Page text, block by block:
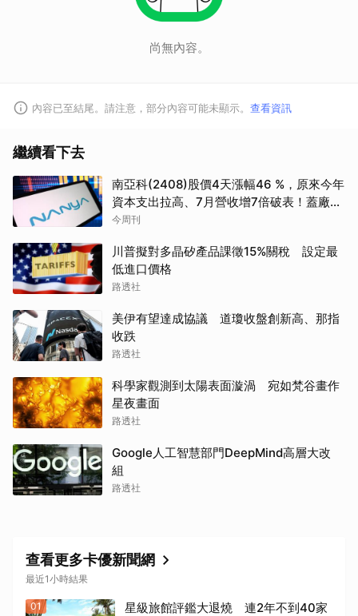
尚無內容。
內容已至結尾。請注意，部分內容可能未顯示。 查看資訊
繼續看下去
南亞科(2408)股價4天漲幅46 %，原來今年
資本支出拉高、7月營收增7倍破表！蓋廠買
設備最新營運目標曝光
今周刊
川普擬對多晶矽產品課徵15%關稅 設定最
低進口價格
路透社
美伊有望達成協議 道瓊收盤創新高、那指
收跌
路透社
科學家觀測到太陽表面漩渦 宛如梵谷畫作
星夜畫面
路透社
Google人工智慧部門DeepMind高層大改
組
路透社
查看更多卡優新聞網
最近1小時結果
01
星級旅館評鑑大退燒 連2年不到40家